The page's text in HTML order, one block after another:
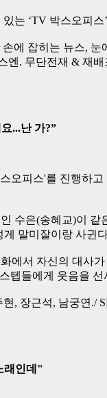
는 ‘TV 박스오피스
손에 잡히는 뉴스, 눈
엔. 무단전재 & 재배
...난 가?”
오피스'를 진행하
수은(송혜교)이
말미잘이랑 사귄
에서 자신의 대사
텝들에게 웃음을
, 장근석, 남궁연./
래인데"